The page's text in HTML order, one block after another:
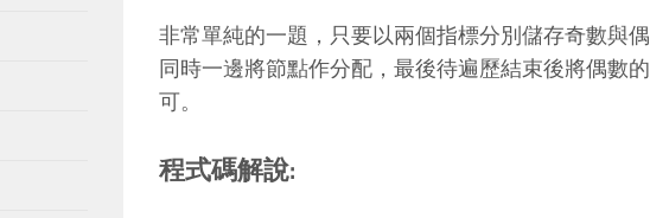
非常單純的一題，只要以兩個指標分別儲存奇數與
同時一邊將節點作分配，最後待遍歷結束後將偶數
可。
程式碼解說: